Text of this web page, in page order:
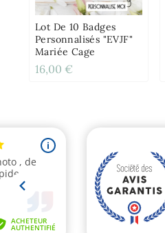
Lot De 10 Badges
Personnalisés "EVJF"
Mariée Cage
16,00 €